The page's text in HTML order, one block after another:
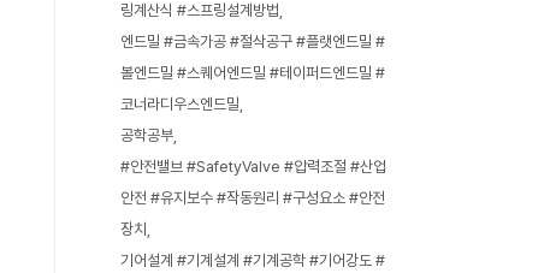
링계산식 #스프링설계방법
엔드밀 #금속가공 #절삭공구 #플랫엔드밀 #
볼엔드밀 #스퀘어엔드밀 #테이퍼드엔드밀 #
코너라디우스엔드밀
공학공부
#안전밸브 #SafetyValve #압력조절 #산업
안전 #유지보수 #작동원리 #구성요소 #안전
장치
기어설계 #기계설계 #기계공학 #기어강도 #